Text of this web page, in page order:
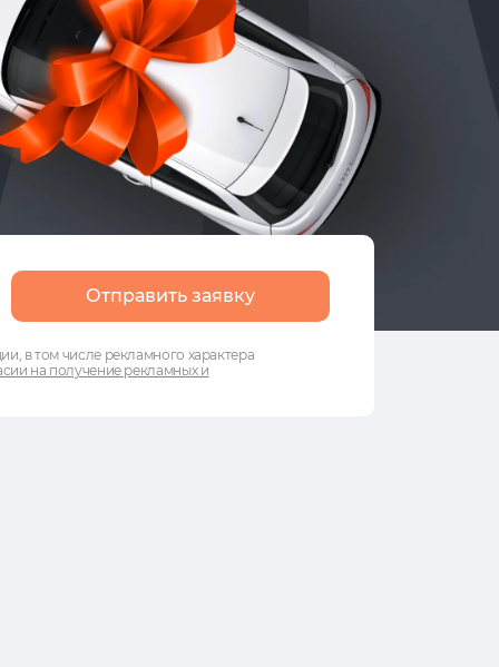
в том числе рекламного характера
на получение рекламных и
Отправить заявку